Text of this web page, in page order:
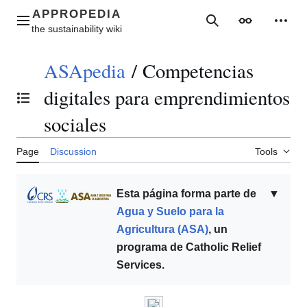
contentMain menu SearchAppearance
Toggle the table of contents
ASApedia / Competencias
digitales para emprendimientos
sociales
Page Discussion Tools
▼
Esta página forma parte de
Agua y Suelo para la
Agricultura (ASA), un
programa de Catholic Relief
Services.